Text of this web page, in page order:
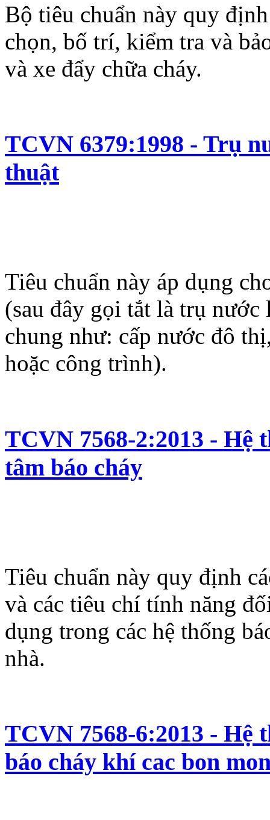
Bộ tiêu chuẩn này quy
chọn, bố trí, kiểm tra và
và xe đẩy chữa cháy.
TCVN 6379:1998 - Trụ
thuật
Tiêu chuẩn này áp dụng
(sau đây gọi tắt là trụ nước
chung như: cấp nước đô
hoặc công trình).
TCVN 7568-2:2013 - Hệ
tâm báo cháy
Tiêu chuẩn này quy định
và các tiêu chí tính năng
dụng trong các hệ thống
nhà.
TCVN 7568-6:2013 - Hệ
báo cháy khí cac bon